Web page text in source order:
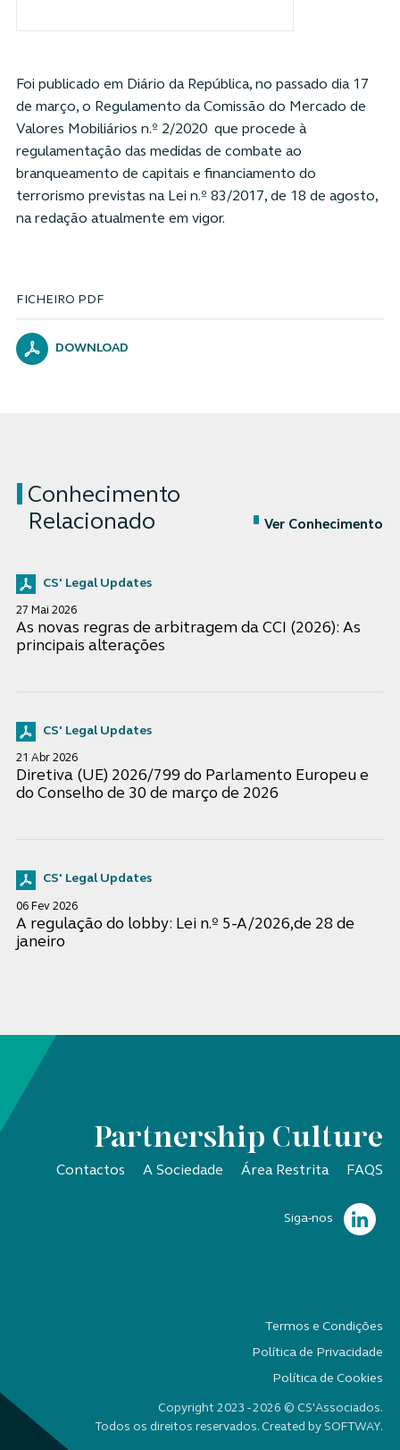
FICHEIRO PDF
DOWNLOAD
Foi publicado em Diário da República, no passado dia 17
de março, o Regulamento da Comissão do Mercado de
Valores Mobiliários n.º 2/2020 que procede à
regulamentação das medidas de combate ao
branqueamento de capitais e financiamento do
terrorismo previstas na Lei n.º 83/2017, de 18 de agosto,
na redação atualmente em vigor.
Conhecimento
Relacionado
Ver Conhecimento
CS' Legal Updates
27 Mai 2026
As novas regras de arbitragem da CCI (2026): As
principais alterações
CS' Legal Updates
21 Abr 2026
Diretiva (UE) 2026/799 do Parlamento Europeu e
do Conselho de 30 de março de 2026
CS' Legal Updates
06 Fev 2026
A regulação do lobby: Lei n.º 5-A/2026,de 28 de
janeiro
Partnership Culture
Contactos A Sociedade Área Restrita FAQS
Siga-nos
Termos e Condições
Política de Privacidade
Política de Cookies
Copyright 2023 - 2026 © CS'Associados.
Todos os direitos reservados. Created by SOFTWAY.